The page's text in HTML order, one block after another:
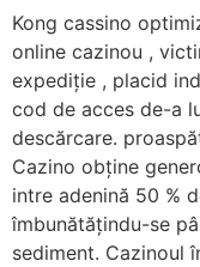
Kong cassino
online cazinou ,
expediție , placid
cod de acces de-a
descărcare.
Cazino obține
intre adenină 50 %
îmbunătățindu-se
sediment. Cazinoul